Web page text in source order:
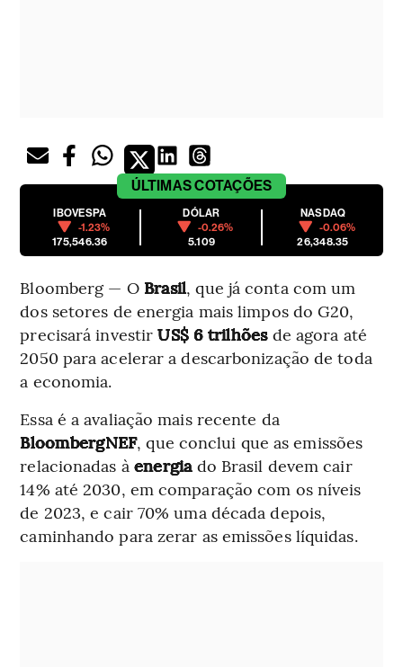
ÚLTIMASCOTAÇÕES
IBOVESPA
-1.23%
175,546.36
DÓLAR
-0.26%
5.109
NASDAQ
-0.06%
26,348.35
Bloomberg — O Brasil, que já conta com um
dos setores de energia mais limpos do G20,
precisará investirUS$ 6 trilhõesde agora até
2050 para acelerar a descarbonização de toda
a economia.
Essa é a avaliação mais recente da
BloombergNEF, que conclui que as emissões
relacionadas à energiado Brasil devem cair
14% até 2030, em comparação com os níveis
de 2023, e cair 70% uma década depois,
caminhando para zerar as emissões líquidas.